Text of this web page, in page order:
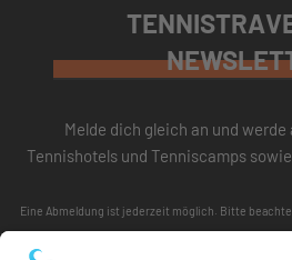
Melde dich gleich an und werde
Tennishotels und Tenniscamps
Eine Abmeldung ist jederzeit möglich. Bitte